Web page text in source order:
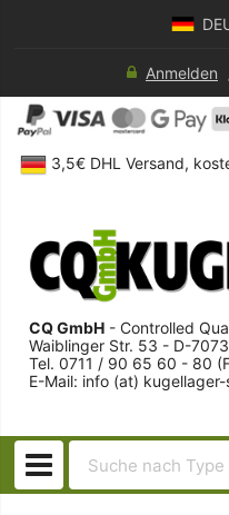
Anmelden
3,5€ DHL Versand,
CQ GmbH - Controlled
Waiblinger Str. 53 - D-
Tel. 0711 / 90 65 60 - 80
E-Mail: info (at)